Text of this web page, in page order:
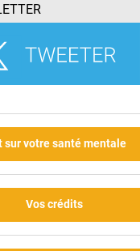
sur votre santé mentale
Vos crédits